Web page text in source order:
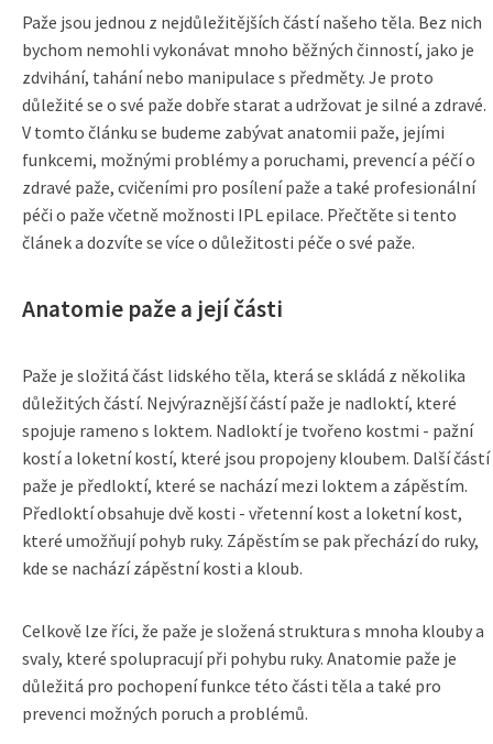
Paže jsou jednou z nejdůležitějších částí našeho těla. Bez nich
bychom nemohli vykonávat mnoho běžných činností, jako je
zdvihání, tahání nebo manipulace s předměty. Je proto
důležité se o své paže dobře starat a udržovat je silné a zdravé.
V tomto článku se budeme zabývat anatomii paže, jejími
funkcemi, možnými problémy a poruchami, prevencí a péčí o
zdravé paže, cvičeními pro posílení paže a také profesionální
péči o paže včetně možnosti IPL epilace. Přečtěte si tento
článek a dozvíte se více o důležitosti péče o své paže.
Anatomie paže a její části
Paže je složitá část lidského těla, která se skládá z několika
důležitých částí. Nejvýraznější částí paže je nadloktí, které
spojuje rameno s loktem. Nadloktí je tvořeno kostmi - pažní
kostí a loketní kostí, které jsou propojeny kloubem. Další částí
paže je předloktí, které se nachází mezi loktem a zápěstím.
Předloktí obsahuje dvě kosti - vřetenní kost a loketní kost,
které umožňují pohyb ruky. Zápěstím se pak přechází do ruky,
kde se nachází zápěstní kosti a kloub.
Celkově lze říci, že paže je složená struktura s mnoha klouby a
svaly, které spolupracují při pohybu ruky. Anatomie paže je
důležitá pro pochopení funkce této části těla a také pro
prevenci možných poruch a problémů.